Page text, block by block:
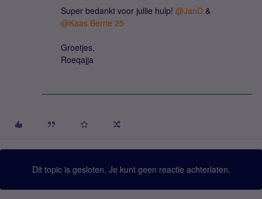
Super bedankt voor jullie hulp! ​ @JanD & ​
@Kaas Berrie 25
Groetjes,
Roeqajja
Dit topic is gesloten. Je kunt geen reactie achterlaten.